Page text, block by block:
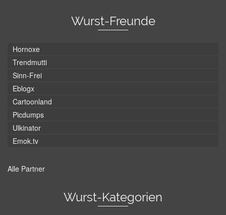
Wurst-Freunde
Hornoxe
Trendmutti
Sinn-Frei
Eblogx
Cartoonland
Picdumps
Ulkinator
Emok.tv
Alle Partner
Wurst-Kategorien